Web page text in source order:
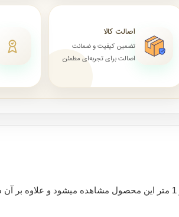
اصالت کالا
تضمین کیفیت و ضمانت
اصالت برای تجربه‌ای مطمئن